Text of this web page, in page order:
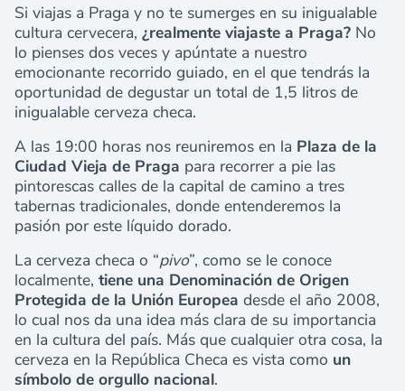
Si viajas a Praga y no te sumerges en su inigualable
cultura cervecera, ¿realmente viajaste a Praga? No
lo pienses dos veces y apúntate a nuestro
emocionante recorrido guiado, en el que tendrás la
oportunidad de degustar un total de 1,5 litros de
inigualable cerveza checa.
A las 19:00 horas nos reuniremos en la Plaza de la
Ciudad Vieja de Praga para recorrer a pie las
pintorescas calles de la capital de camino a tres
tabernas tradicionales, donde entenderemos la
pasión por este líquido dorado.
La cerveza checa o “pivo”, como se le conoce
localmente, tiene una Denominación de Origen
Protegida de la Unión Europea desde el año 2008,
lo cual nos da una idea más clara de su importancia
en la cultura del país. Más que cualquier otra cosa, la
cerveza en la República Checa es vista como un
símbolo de orgullo nacional.